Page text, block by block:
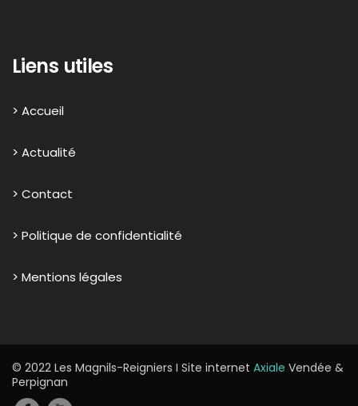
Liens utiles
> Accueil
> Actualité
> Contact
> Politique de confidentialité
> Mentions légales
© 2022 Les Magnils-Reigniers I Site internet Axiale Vendée &
Perpignan